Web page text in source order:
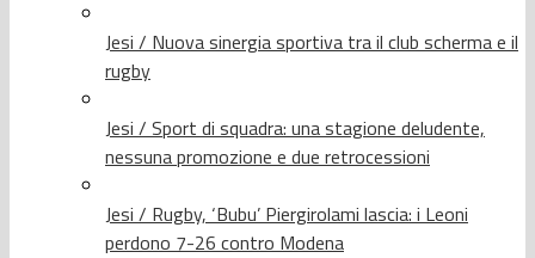
Jesi / Nuova sinergia sportiva tra il club scherma e il
rugby
Jesi / Sport di squadra: una stagione deludente,
nessuna promozione e due retrocessioni
Jesi / Rugby, ‘Bubu’ Piergirolami lascia: i Leoni
perdono 7-26 contro Modena